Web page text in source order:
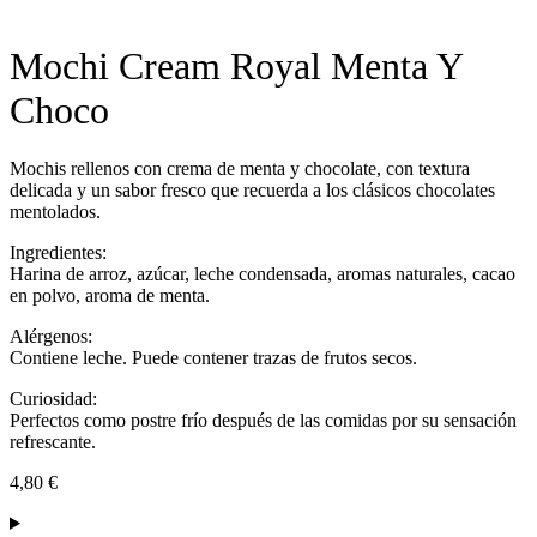
Mochi Cream Royal Menta Y
Choco
Mochis rellenos con crema de menta y chocolate, con textura
delicada y un sabor fresco que recuerda a los clásicos chocolates
mentolados.
Ingredientes:
Harina de arroz, azúcar, leche condensada, aromas naturales, cacao
en polvo, aroma de menta.
Alérgenos:
Contiene leche. Puede contener trazas de frutos secos.
Curiosidad:
Perfectos como postre frío después de las comidas por su sensación
refrescante.
4,80 €